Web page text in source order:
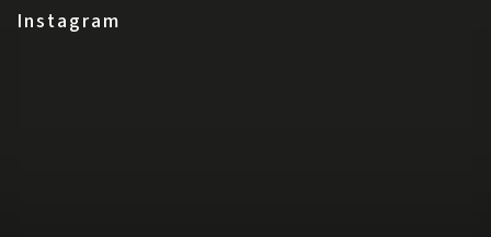
Instagram